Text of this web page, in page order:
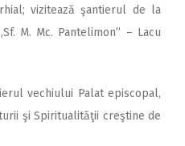
vizitează şantierul de la
M. Mc. Pantelimon” – Lacu
vechiului Palat episcopal,
şi Spiritualităţii creştine de